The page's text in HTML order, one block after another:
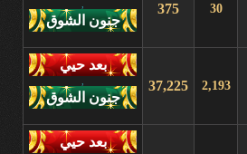
30
375
2,193
37,225